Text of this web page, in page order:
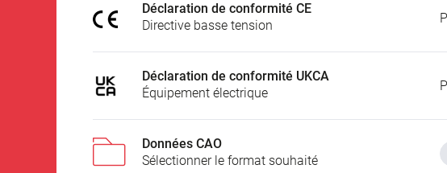
Déclaration de conformité CE
Directive basse tension
Déclaration de conformité UKCA
Équipement électrique
Données CAO
Sélectionner le format souhaité